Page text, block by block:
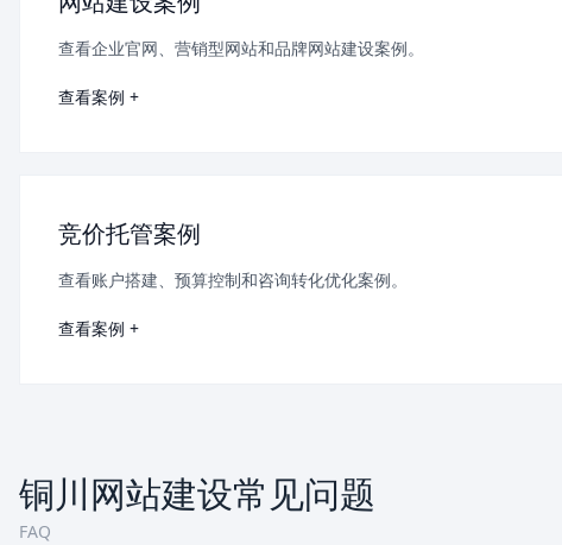
查看企业官网、营销型网站和品牌网站建设案例。
查看案例 +
竞价托管案例
查看账户搭建、预算控制和咨询转化优化案例。
查看案例 +
铜川网站建设常见问题
FAQ